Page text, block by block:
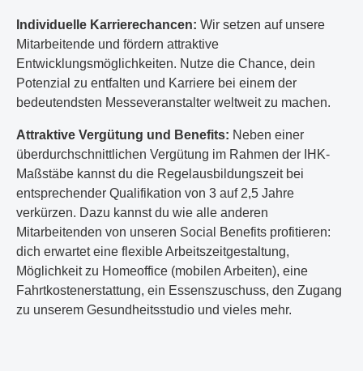
Individuelle Karrierechancen: Wir setzen auf unsere
Mitarbeitende und fördern attraktive
Entwicklungsmöglichkeiten. Nutze die Chance, dein
Potenzial zu entfalten und Karriere bei einem der
bedeutendsten Messeveranstalter weltweit zu machen.
Attraktive Vergütung und Benefits: Neben einer
überdurchschnittlichen Vergütung im Rahmen der IHK-
Maßstäbe kannst du die Regelausbildungszeit bei
entsprechender Qualifikation von 3 auf 2,5 Jahre
verkürzen. Dazu kannst du wie alle anderen
Mitarbeitenden von unseren Social Benefits profitieren:
dich erwartet eine flexible Arbeitszeitgestaltung,
Möglichkeit zu Homeoffice (mobilen Arbeiten), eine
Fahrtkostenerstattung, ein Essenszuschuss, den Zugang
zu unserem Gesundheitsstudio und vieles mehr.